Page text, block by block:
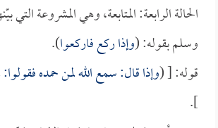
الحالة الرابعة: المتابعة، وهي المشروعة التي
وسلم بقوله: (وإذا ركع فاركعوا).
قوله: [ (وإذا قال: سمع الله لمن حمده
].